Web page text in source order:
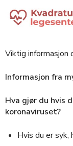
Viktig informasjon
Informasjon fra
Hva gjør du hvis
koronaviruset?
Hvis du er syk,